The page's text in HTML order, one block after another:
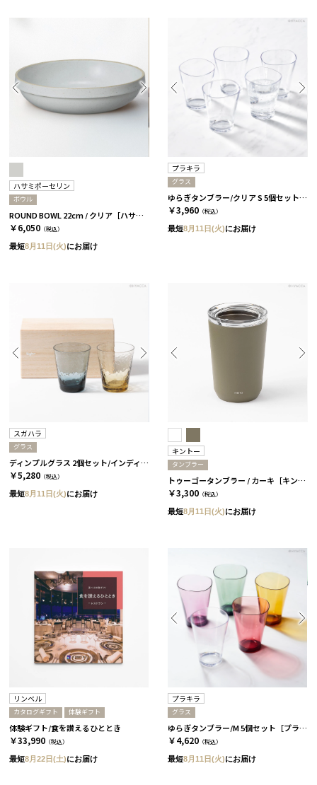
ハサミポーセリン
ボウル
ROUND BOWL 22cm / クリア［ハサミポーセリン］
￥6,050 （税込）
最短8月11日(火)にお届け
プラキラ
グラス
ゆらぎタンブラー/クリア S 5個セット［プラキラ］
￥3,960 （税込）
最短8月11日(火)にお届け
スガハラ
グラス
ディンプルグラス 2個セット/インディゴ＆タン［スガハラ］
￥5,280 （税込）
最短8月11日(火)にお届け
キントー
タンブラー
トゥーゴータンブラー / カーキ［キントー］
￥3,300 （税込）
最短8月11日(火)にお届け
リンベル
カタログギフト 体験ギフト
体験ギフト/食を讃えるひととき
￥33,990 （税込）
最短8月22日(土)にお届け
プラキラ
グラス
ゆらぎタンブラー/M 5個セット［プラキラ］
￥4,620 （税込）
最短8月11日(火)にお届け